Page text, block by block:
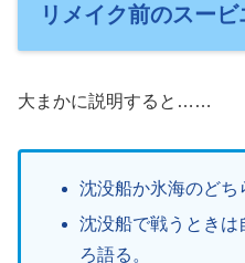
リメイク前のスービ
大まかに説明すると……
沈没船か氷海のどち
沈没船で戦うときは
ろ語る。